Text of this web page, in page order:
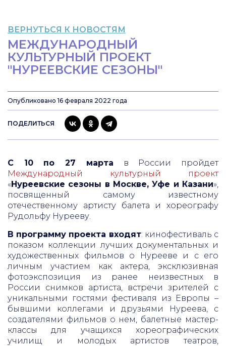
ВЕРНУТЬСЯ К НОВОСТЯМ
МЕЖДУНАРОДНЫЙ
КУЛЬТУРНЫЙ ПРОЕКТ
"НУРЕЕВСКИЕ СЕЗОНЫ"
Опубликовано 16 февраля 2022 года
ПОДЕЛИТЬСЯ
С 10 по 27 марта в России пройдет
Международный культурный проект
«Нуреевские сезоны в Москве, Уфе и Казани»,
посвященный самому известному
отечественному артисту балета и хореографу
Рудольфу Нурееву.
В программу проекта входят: кинофестиваль с
показом коллекции лучших документальных и
художественных фильмов о Нурееве и с его
личным участием как актера, эксклюзивная
фотоэкспозиция из ранее неизвестных в
России снимков артиста, встречи зрителей с
уникальными гостями фестиваля из Европы –
бывшими коллегами и друзьями Нуреева, с
создателями фильмов о нем, балетные мастер-
классы для учащихся хореографических
училищ и молодых артистов театров,